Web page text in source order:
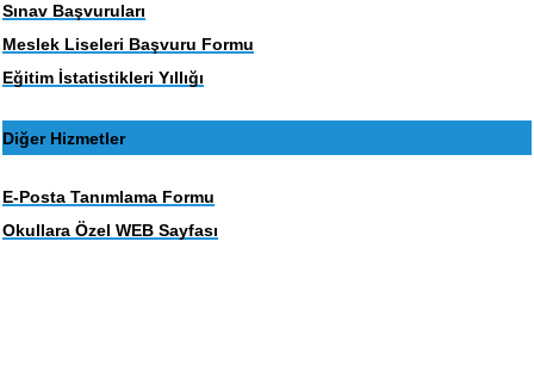
Sınav Başvuruları
Meslek Liseleri Başvuru Formu
Eğitim İstatistikleri Yıllığı
Diğer Hizmetler
E-Posta Tanımlama Formu
Okullara Özel WEB Sayfası